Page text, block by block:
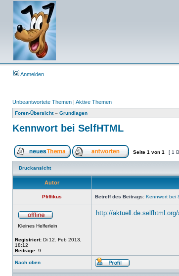
Anmelden
Unbeantwortete Themen | Aktive Themen
Foren-Übersicht» Grundlagen
Kennwort bei SelfHTML
Seite 1 von 1 [ 1
Druckansicht
Autor
Pfiffikus Betreff des Beitrags: Kennwort bei
Kleines Helferlein
Registriert: Di 12. Feb 2013,
18:12
Beiträge: 9
http://
Nach oben